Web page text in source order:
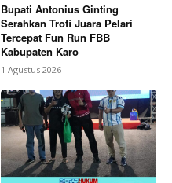
Bupati Antonius Ginting
Serahkan Trofi Juara Pelari
Tercepat Fun Run FBB
Kabupaten Karo
1 Agustus 2026